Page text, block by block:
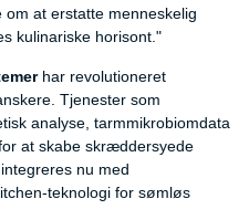
at erstatte menneskelig
kulinariske horisont."
har revolutioneret
Tjenester som
analyse, tarmmikrobiomdata
at skabe skræddersyede
nu med
teknologi for sømløs